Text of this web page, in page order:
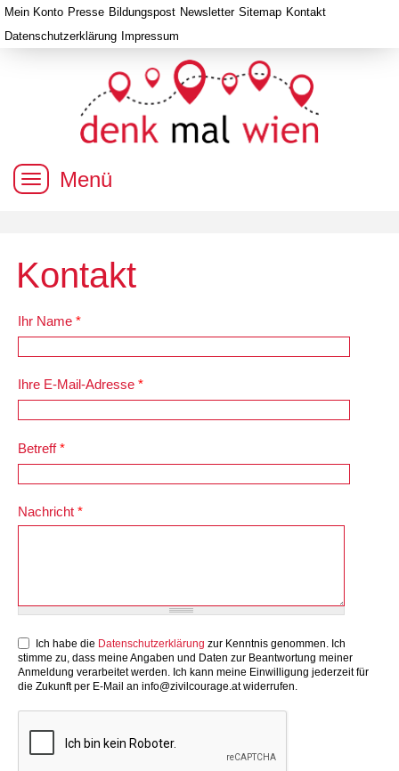
Menü
Mein Konto Presse Bildungspost Newsletter Sitemap Kontakt
Datenschutzerklärung Impressum
Kontakt
Ihr Name *
Ihre E-Mail-Adresse *
Betreff*
Nachricht *
DSGVO
Ich habe die Datenschutzerklärung zur Kenntnis genommen. Ich
stimme zu, dass meine Angaben und Daten zur Beantwortung meiner
Anmeldung verarbeitet werden. Ich kann meine Einwilligung jederzeit für
die Zukunft per E-Mail an info@zivilcourage.at widerrufen.